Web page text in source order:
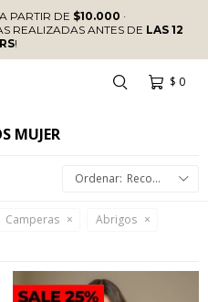
A PARTIR DE $10.000 ·
REALIZADAS ANTES DE LAS 12
!
$ 0
MUJER
Recomendados
Camperas
Abrigos